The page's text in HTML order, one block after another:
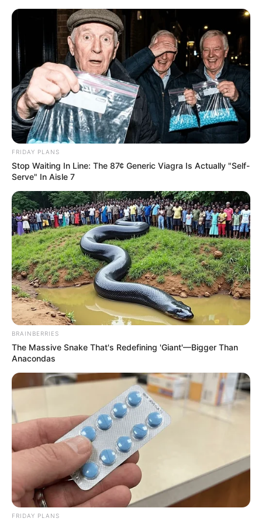
Ivenack - Wellness und Wohlbefinden
Puzzle
Bald ist Hohes Friedensfest (in Augsburg ein Feiertag):
Sonnabend, den 08.08.2026
Wie wäre es mit dem Besuch einer Kurstadt?
Hier geht es zu denschönsten Kurstädten in Deutschland
in denen es auch sehr gute Wellnessangebote gibt.
FRIDAY PLANS
Stop Waiting In Line: The 87¢ Generic Viagra Is Actually "Self-
Serve" In Aisle 7
BRAINBERRIES
The Massive Snake That's Redefining 'Giant'—Bigger Than
Anacondas
FRIDAY PLANS